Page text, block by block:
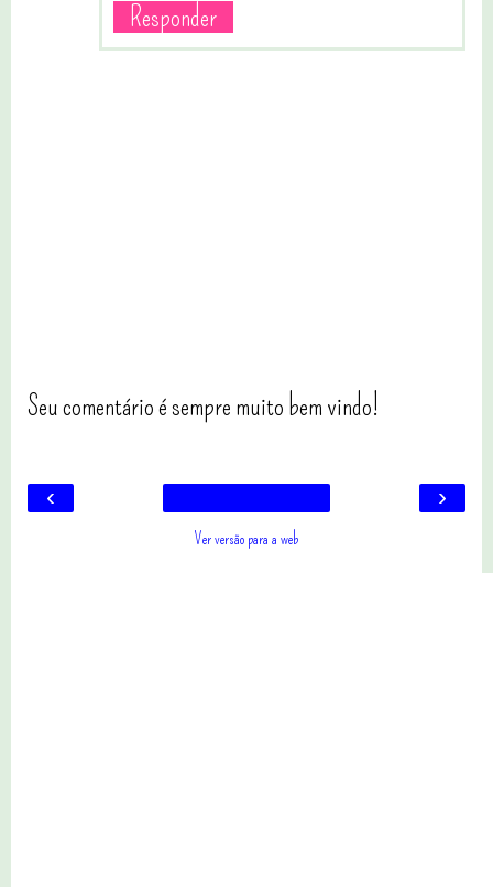
Responder
Seu comentário é sempre muito bem vindo!
‹ ›
Ver versão para a web